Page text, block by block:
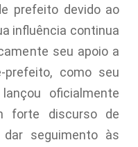
prefeito devido ao
influência continua
seu apoio a
prefeito, como seu
oficialmente
forte discurso de
dar seguimento às